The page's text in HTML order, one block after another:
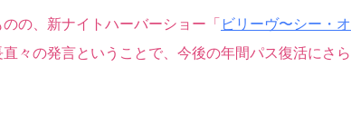
の、新ナイトハーバーショー「 ビリーヴ〜シー・オ
直々の発言ということで、今後の年間パス復活にさら